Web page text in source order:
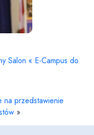
Salon « E-Campus do
przedstawienie
»